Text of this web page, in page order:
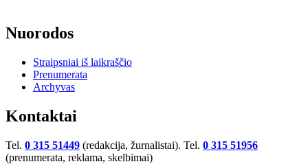
Nuorodos
Straipsniai iš laikraščio
Prenumerata
Archyvas
Kontaktai
Tel. 0 315 51449 (redakcija, žurnalistai). Tel. 0 315 51956
(prenumerata, reklama, skelbimai)